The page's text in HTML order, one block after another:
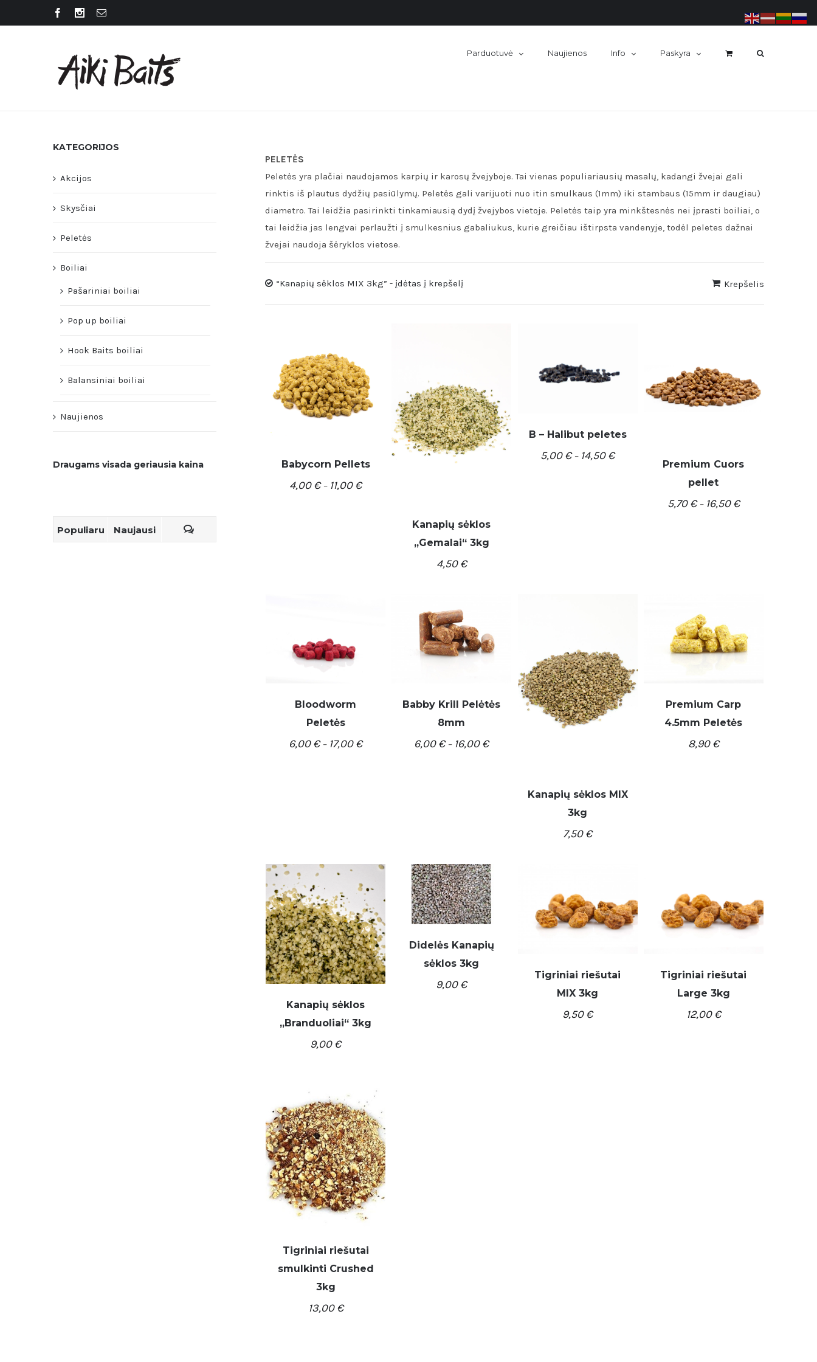
Parduotuvė Naujienos Info Paskyra
PELETĖS
Peletės yra plačiai naudojamos karpių ir karosų žvejyboje. Tai vienas populiariausių masalų, kadangi žvejai gali
rinktis iš plautus dydžių pasiūlymų. Peletės gali varijuoti nuo itin smulkaus (1mm) iki stambaus (15mm ir daugiau)
diametro. Tai leidžia pasirinkti tinkamiausią dydį žvejybos vietoje. Peletės taip yra minkštesnės nei įprasti boiliai, o
tai leidžia jas lengvai perlaužti į smulkesnius gabaliukus, kurie greičiau ištirpsta vandenyje, todėl peletes dažnai
žvejai naudoja šėryklos vietose.
“Kanapių sėklos MIX 3kg” - įdėtas į krepšelį Krepšelis
Babycorn Pellets
4,00€– 11,00€
Kanapių sėklos
,,Gemalai“ 3kg
4,50€
DETALĖS
B – Halibut peletes
5,00€– 14,50€
PASIRINKTI SAVYBES
Premium Cuors
pellet
5,70€– 16,50€
DETALĖS
Bloodworm
Peletės
6,00€– 17,00€
PASIRINKTI SAVYBES
Babby Krill Pelėtės
8mm
6,00€– 16,00€
Kanapių sėklos MIX
3kg
7,50€
DETALĖS
Premium Carp
4.5mm Peletės
8,90€
Į KREPŠELĮ / DETALĖS
Kanapių sėklos
,,Branduoliai“ 3kg
9,00€
Į KREPŠELĮ / DETALĖS
Didelės Kanapių
sėklos 3kg
9,00€
Į KREPŠELĮ / DETALĖS
Tigriniai riešutai
MIX 3kg
9,50€
Į KREPŠELĮ / DETALĖS
Tigriniai riešutai
Large 3kg
12,00€
Į KREPŠELĮ / DETALĖS
Tigriniai riešutai
smulkinti Crushed
3kg
13,00€
KATEGORIJOS
Akcijos
Skysčiai
Peletės
Boiliai
Pašariniai boiliai
Pop up boiliai
Hook Baits boiliai
Balansiniai boiliai
Naujienos
Draugams visada geriausia kaina
Populiaru Naujausi